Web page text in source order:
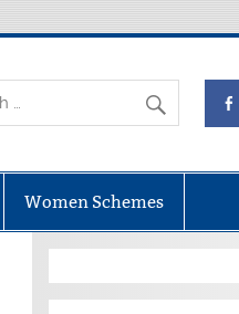
Women Schemes